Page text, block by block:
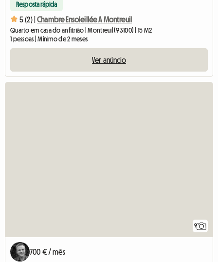
Resposta rápida
5 (2) | Chambre Ensoleillée A Montreuil
Quarto em casa do anfitrião | Montreuil (93100) | 15 M2
1 pessoas | Mínimo de 2 meses
Ver anúncio
9
700 € / mês